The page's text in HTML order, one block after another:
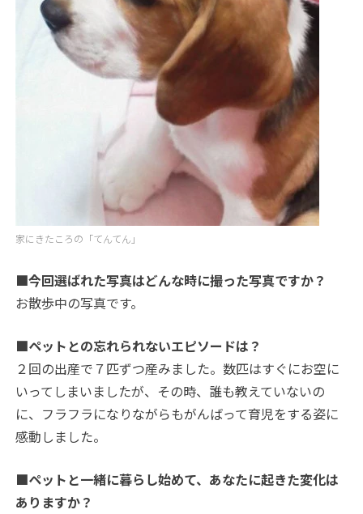
家にきたころの「てんてん」
■今回選ばれた写真はどんな時に撮った写真ですか？
お散歩中の写真です。
■ペットとの忘れられないエピソードは？
２回の出産で７匹ずつ産みました。数匹はすぐにお空に
いってしまいましたが、その時、誰も教えていないの
に、フラフラになりながらもがんばって育児をする姿に
感動しました。
■ペットと一緒に暮らし始めて、あなたに起きた変化は
ありますか？